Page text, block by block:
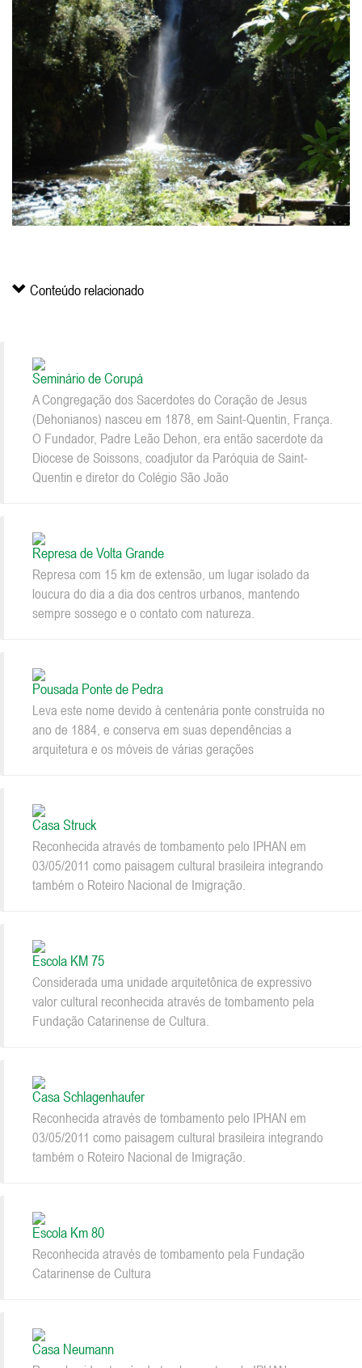
Conteúdo relacionado
Seminário de Corupá
A Congregação dos Sacerdotes do Coração de Jesus
(Dehonianos) nasceu em 1878, em Saint-Quentin, França.
O Fundador, Padre Leão Dehon, era então sacerdote da
Diocese de Soissons, coadjutor da Paróquia de Saint-
Quentin e diretor do Colégio São João
Represa de Volta Grande
Represa com 15 km de extensão, um lugar isolado da
loucura do dia a dia dos centros urbanos, mantendo
sempre sossego e o contato com natureza.
Pousada Ponte de Pedra
Leva este nome devido à centenária ponte construída no
ano de 1884, e conserva em suas dependências a
arquitetura e os móveis de várias gerações
Casa Struck
Reconhecida através de tombamento pelo IPHAN em
03/05/2011 como paisagem cultural brasileira integrando
também o Roteiro Nacional de Imigração.
Escola KM 75
Considerada uma unidade arquitetônica de expressivo
valor cultural reconhecida através de tombamento pela
Fundação Catarinense de Cultura.
Casa Schlagenhaufer
Reconhecida através de tombamento pelo IPHAN em
03/05/2011 como paisagem cultural brasileira integrando
também o Roteiro Nacional de Imigração.
Escola Km 80
Reconhecida através de tombamento pela Fundação
Catarinense de Cultura
Casa Neumann